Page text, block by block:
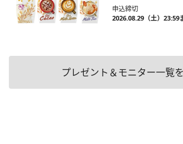
申込締切
2026.08.29（土）23:59
プレゼント＆モニター一覧